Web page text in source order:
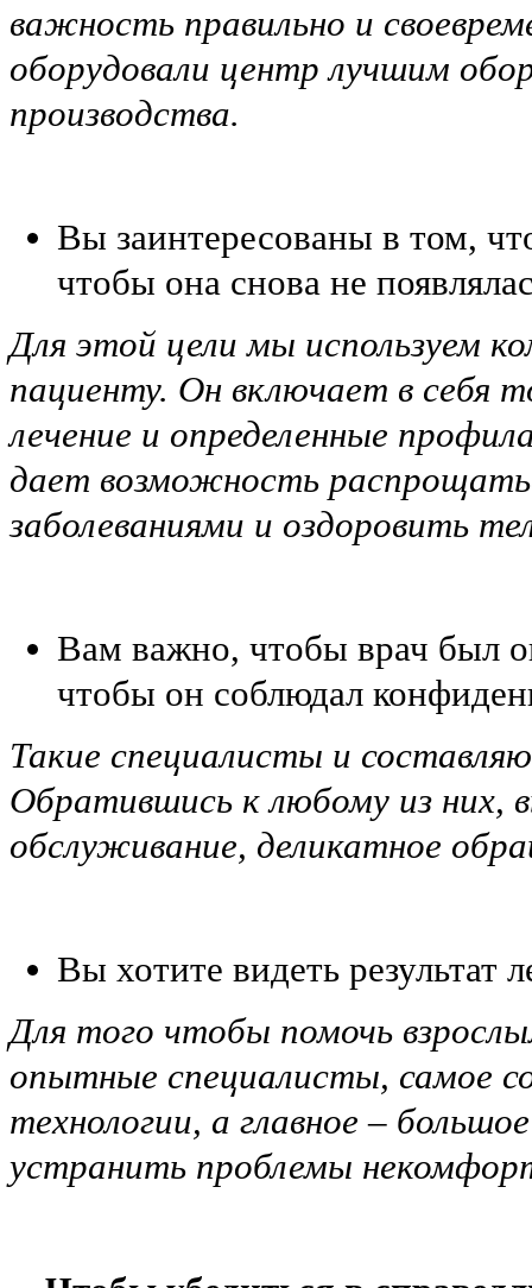
важность правильно и
оборудовали центр лучшим
производства.
Вы заинтересованы в том,
чтобы она снова не
Для этой цели мы используем
пациенту. Он включает в себя
лечение и определенные
дает возможность
заболеваниями и оздоровить
Вам важно, чтобы врач был
чтобы он соблюдал
Такие специалисты и
Обратившись к любому из них,
обслуживание, деликатное
Вы хотите видеть результат
Для того чтобы помочь
опытные специалисты, самое
технологии, а главное –
устранить проблемы